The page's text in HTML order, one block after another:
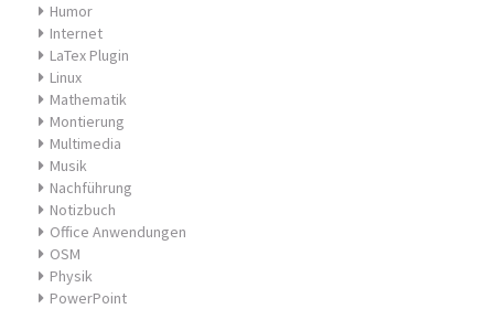
Humor
Internet
LaTex Plugin
Linux
Mathematik
Montierung
Multimedia
Musik
Nachführung
Notizbuch
Office Anwendungen
OSM
Physik
PowerPoint